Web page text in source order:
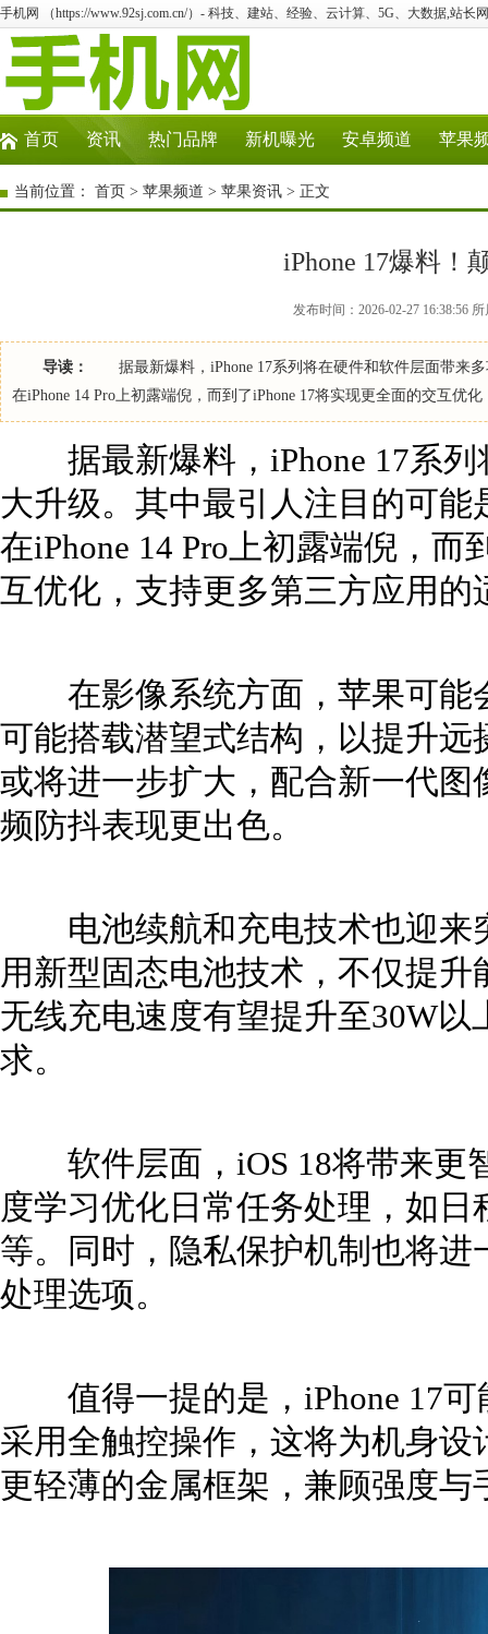
手机网 （https://www.92sj.com.cn/）- 科技、建站、经验、云计算、5G、大数据,站长
首页 资讯 热门品牌 新机曝光 安卓频道 苹果
当前位置： 首页 > 苹果频道 > 苹果资讯 > 正文
iPhone 17爆料！
发布时间：2026-02-27 16:38:56
导读：
据最新爆料，iPhone 17系列将在硬件和软件层面带来
在iPhone 14 Pro上初露端倪，而到了iPhone 17将实现更全面的交互优
据最新爆料，iPhone 17系列
大升级。其中最引人注目的可
在iPhone 14 Pro上初露端倪，而
互优化，支持更多第三方应用的
在影像系统方面，苹果可能
可能搭载潜望式结构，以提升
或将进一步扩大，配合新一代
频防抖表现更出色。
电池续航和充电技术也迎来
用新型固态电池技术，不仅提
无线充电速度有望提升至30W
求。
软件层面，iOS 18将带来更
度学习优化日常任务处理，如
等。同时，隐私保护机制也将
处理选项。
值得一提的是，iPhone 17可
采用全触控操作，这将为机身
更轻薄的金属框架，兼顾强度与